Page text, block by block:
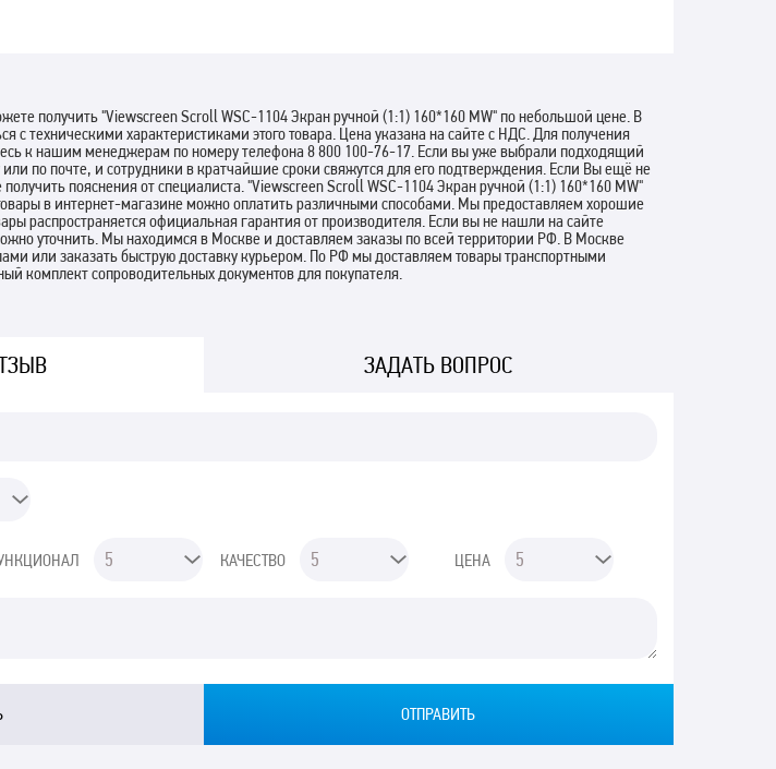
получить "Viewscreen Scroll WSC-1104 Экран ручной (1:1) 160*160 MW" по небольшой цене. В
с техническими характеристиками этого товара. Цена указана на сайте с НДС. Для получения
к нашим менеджерам по номеру телефона 8 800 100-76-17. Если вы уже выбрали подходящий
или по почте, и сотрудники в кратчайшие сроки свяжутся для его подтверждения. Если Вы ещё не
пояснения от специалиста. "Viewscreen Scroll WSC-1104 Экран ручной (1:1) 160*160 MW"
в интернет-магазине можно оплатить различными способами. Мы предоставляем хорошие
распространяется официальная гарантия от производителя. Если вы не нашли на сайте
уточнить. Мы находимся в Москве и доставляем заказы по всей территории РФ. В Москве
или заказать быструю доставку курьером. По РФ мы доставляем товары транспортными
комплект сопроводительных документов для покупателя.
ЗАДАТЬ ВОПРОС
КАЧЕСТВО ЦЕНА